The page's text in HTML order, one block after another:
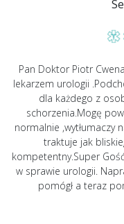
Pan Doktor Piotr
lekarzem urologii
dla każdego z
schorzenia.Mogę
normalnie ,wytłumaczy
traktuje jak
kompetentny.Super
w sprawie urologii.
pomógł a teraz